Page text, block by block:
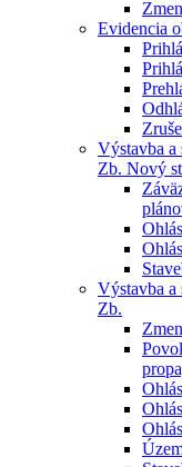
Evidencia
Výstavba a
Zb. Nový
Výstavba a
Zb.